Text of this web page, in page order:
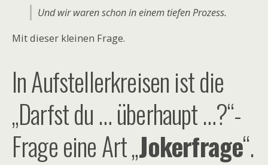
Und wir waren schon in einem tiefen Prozess.
Mit dieser kleinen Frage.
In Aufstellerkreisen ist die
„Darfst du … überhaupt …?“-
Frage eine Art „Jokerfrage“.